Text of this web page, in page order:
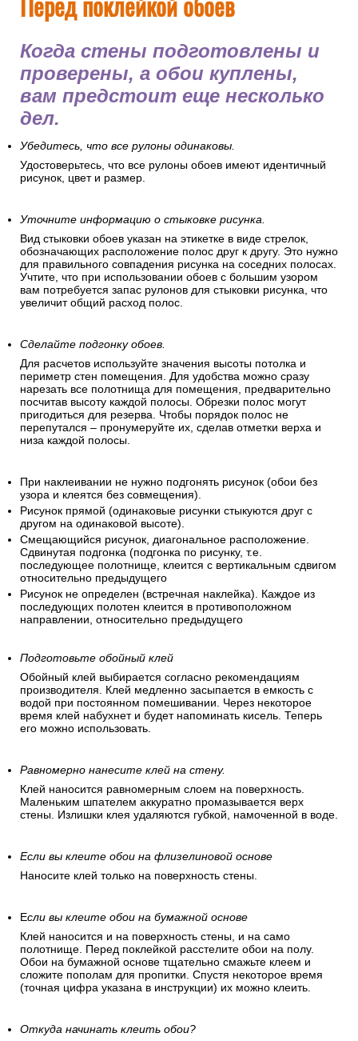
Когда стены подготовлены и
проверены, а обои куплены,
вам предстоит еще несколько
дел.
Убедитесь, что все рулоны одинаковы.
Удостоверьтесь, что все рулоны обоев имеют идентичный
рисунок, цвет и размер.
Уточните информацию о стыковке рисунка.
Вид стыковки обоев указан на этикетке в виде стрелок,
обозначающих расположение полос друг к другу. Это нужно
для правильного совпадения рисунка на соседних полосах.
Учтите, что при использовании обоев с большим узором
вам потребуется запас рулонов для стыковки рисунка, что
увеличит общий расход полос.
Сделайте подгонку обоев.
Для расчетов используйте значения высоты потолка и
периметр стен помещения. Для удобства можно сразу
нарезать все полотнища для помещения, предварительно
посчитав высоту каждой полосы. Обрезки полос могут
пригодиться для резерва. Чтобы порядок полос не
перепутался – пронумеруйте их, сделав отметки верха и
низа каждой полосы.
При наклеивании не нужно подгонять рисунок (обои без
узора и клеятся без совмещения).
Рисунок прямой (одинаковые рисунки стыкуются друг с
другом на одинаковой высоте).
Смещающийся рисунок, диагональное расположение.
Сдвинутая подгонка (подгонка по рисунку, т.е.
последующее полотнище, клеится с вертикальным сдвигом
относительно предыдущего
Рисунок не определен (встречная наклейка). Каждое из
последующих полотен клеится в противоположном
направлении, относительно предыдущего
Подготовьте обойный клей
Обойный клей выбирается согласно рекомендациям
производителя. Клей медленно засыпается в емкость с
водой при постоянном помешивании. Через некоторое
время клей набухнет и будет напоминать кисель. Теперь
его можно использовать.
Равномерно нанесите клей на стену.
Клей наносится равномерным слоем на поверхность.
Маленьким шпателем аккуратно промазывается верх
стены. Излишки клея удаляются губкой, намоченной в воде.
Если вы клеите обои на флизелиновой основе
Наносите клей только на поверхность стены.
Если вы клеите обои на бумажной основе
Клей наносится и на поверхность стены, и на само
полотнище. Перед поклейкой расстелите обои на полу.
Обои на бумажной основе тщательно смажьте клеем и
сложите пополам для пропитки. Спустя некоторое время
(точная цифра указана в инструкции) их можно клеить.
Откуда начинать клеить обои?